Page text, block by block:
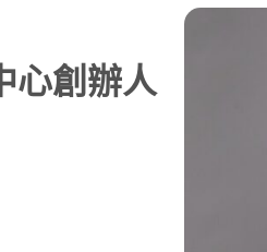
心創辦人